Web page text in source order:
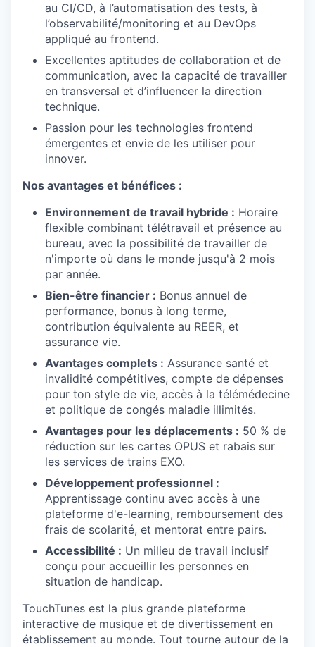
au CI/CD, à l’automatisation des tests, à
l’observabilité/monitoring et au DevOps
appliqué au frontend.
Excellentes aptitudes de collaboration et de
communication, avec la capacité de travailler
en transversal et d’influencer la direction
technique.
Passion pour les technologies frontend
émergentes et envie de les utiliser pour
innover.
Nos avantages et bénéfices :
Environnement de travail hybride : Horaire
flexible combinant télétravail et présence au
bureau, avec la possibilité de travailler de
n'importe où dans le monde jusqu'à 2 mois
par année.
Bien-être financier : Bonus annuel de
performance, bonus à long terme,
contribution équivalente au REER, et
assurance vie.
Avantages complets : Assurance santé et
invalidité compétitives, compte de dépenses
pour ton style de vie, accès à la télémédecine
et politique de congés maladie illimités.
Avantages pour les déplacements : 50 % de
réduction sur les cartes OPUS et rabais sur
les services de trains EXO.
Développement professionnel :
Apprentissage continu avec accès à une
plateforme d'e-learning, remboursement des
frais de scolarité, et mentorat entre pairs.
Accessibilité : Un milieu de travail inclusif
conçu pour accueillir les personnes en
situation de handicap.
TouchTunes est la plus grande plateforme
interactive de musique et de divertissement en
établissement au monde. Tout tourne autour de la